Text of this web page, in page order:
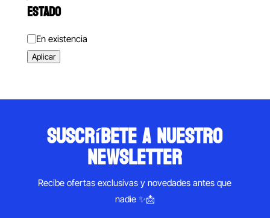
ESTADO
Estado
En existencia
Aplicar
suscríbete a nuestro
newsletter
Recibe ofertas exclusivas y novedades antes que
nadie ✨📩